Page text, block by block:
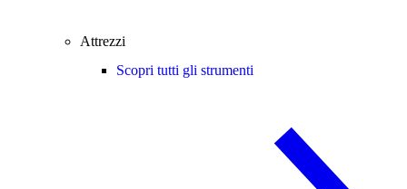
Attrezzi
Scopri tutti gli strumenti